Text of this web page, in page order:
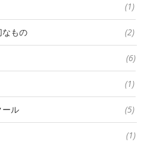
(1)
なもの (2)
(6)
(1)
ール (5)
(1)